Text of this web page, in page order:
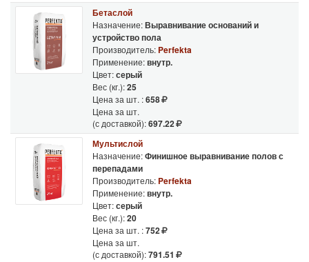
Бетаслой
Назначение:Выравнивание оснований и
устройство пола
Производитель: Perfekta
Применение:внутр.
Цвет:серый
Вес (кг.):25
Цена за шт. :658
Цена за шт.
(с доставкой):697.22
Мультислой
Назначение:Финишное выравнивание полов с
перепадами
Производитель: Perfekta
Применение:внутр.
Цвет:серый
Вес (кг.):20
Цена за шт. :752
Цена за шт.
(с доставкой):791.51